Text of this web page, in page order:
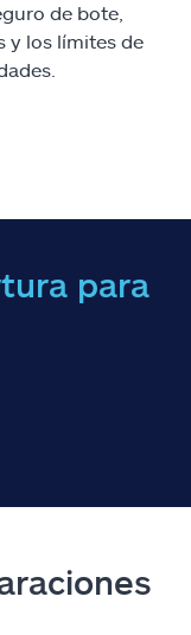
de bote,
y los límites de
para